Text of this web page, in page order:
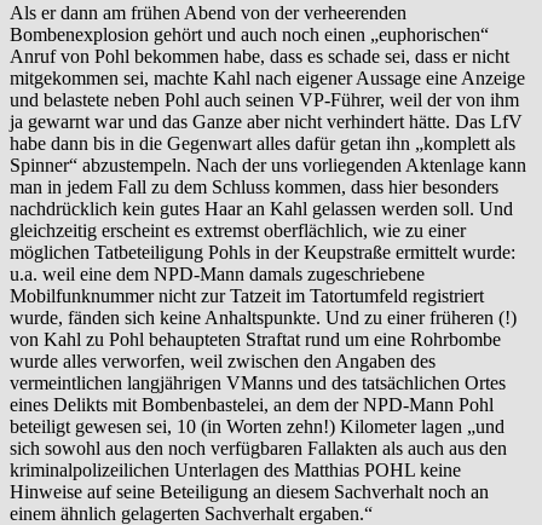
Als er dann am frühen Abend von der verheerenden
Bombenexplosion gehört und auch noch einen „euphorischen“
Anruf von Pohl bekommen habe, dass es schade sei, dass er nicht
mitgekommen sei, machte Kahl nach eigener Aussage eine Anzeige
und belastete neben Pohl auch seinen VP-Führer, weil der von ihm
ja gewarnt war und das Ganze aber nicht verhindert hätte. Das LfV
habe dann bis in die Gegenwart alles dafür getan ihn „komplett als
Spinner“ abzustempeln. Nach der uns vorliegenden Aktenlage kann
man in jedem Fall zu dem Schluss kommen, dass hier besonders
nachdrücklich kein gutes Haar an Kahl gelassen werden soll. Und
gleichzeitig erscheint es extremst oberflächlich, wie zu einer
möglichen Tatbeteiligung Pohls in der Keupstraße ermittelt wurde:
u.a. weil eine dem NPD-Mann damals zugeschriebene
Mobilfunknummer nicht zur Tatzeit im Tatortumfeld registriert
wurde, fänden sich keine Anhaltspunkte. Und zu einer früheren (!)
von Kahl zu Pohl behaupteten Straftat rund um eine Rohrbombe
wurde alles verworfen, weil zwischen den Angaben des
vermeintlichen langjährigen VManns und des tatsächlichen Ortes
eines Delikts mit Bombenbastelei, an dem der NPD-Mann Pohl
beteiligt gewesen sei, 10 (in Worten zehn!) Kilometer lagen „und
sich sowohl aus den noch verfügbaren Fallakten als auch aus den
kriminalpolizeilichen Unterlagen des Matthias POHL keine
Hinweise auf seine Beteiligung an diesem Sachverhalt noch an
einem ähnlich gelagerten Sachverhalt ergaben.“